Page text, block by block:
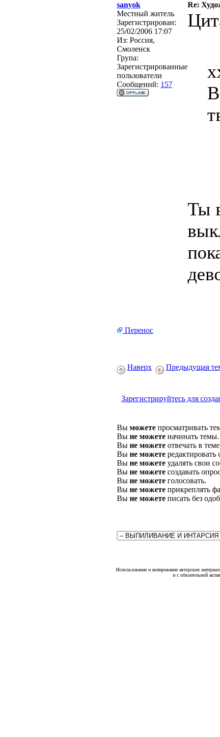
sanyok
Re:
Местный житель
Зарегистрирован:
25/02/2006 17:07
Из: Россия,
Смоленск
Група:
Зарегистрированные
пользователи
Сообщений: 157
Ты
Перенос
Наверх Предыдущая
Зарегистрируйтесь для
Вы можете просматривать
Вы не можете начинать темы.
Вы не можете отвечать в
Вы не можете
Вы не можете удалять свои
Вы не можете создавать
Вы не можете голосовать.
Вы не можете прикреплять
Вы не можете писать без
Использование и копирование авторских
и с обязательной